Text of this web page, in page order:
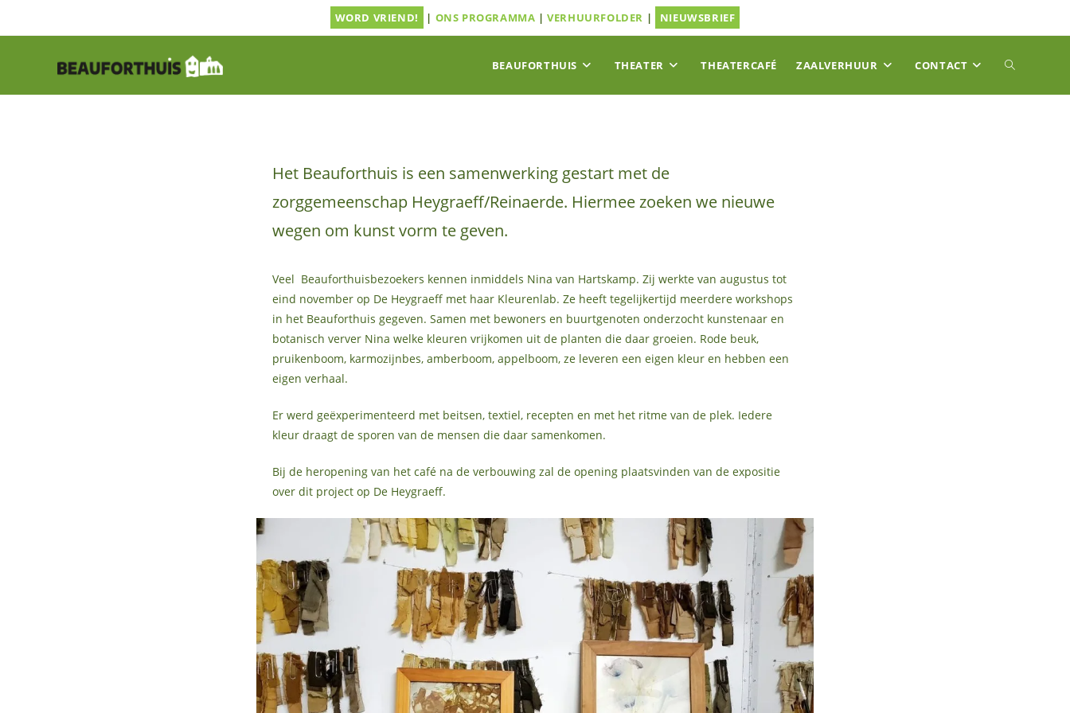
WORD VRIEND! | ONS PROGRAMMA |VERHUURFOLDER | NIEUWSBRIEF
BEAUFORTHUIS THEATER THEATERCAFÉ ZAALVERHUUR CONTACT TOGGLE
Het Beauforthuis is een samenwerking gestart met de
zorggemeenschap Heygraeff/Reinaerde. Hiermee zoeken we nieuwe
wegen om kunst vorm te geven.
Veel Beauforthuisbezoekers kennen inmiddels Nina van Hartskamp. Zij werkte van augustus tot
eind november op De Heygraeff met haar Kleurenlab. Ze heeft tegelijkertijd meerdere workshops
in het Beauforthuis gegeven. Samen met bewoners en buurtgenoten onderzocht kunstenaar en
botanisch verver Nina welke kleuren vrijkomen uit de planten die daar groeien. Rode beuk,
pruikenboom, karmozijnbes, amberboom, appelboom, ze leveren een eigen kleur en hebben een
eigen verhaal.
Er werd geëxperimenteerd met beitsen, textiel, recepten en met het ritme van de plek. Iedere
kleur draagt de sporen van de mensen die daar samenkomen.
Bij de heropening van het café na de verbouwing zal de opening plaatsvinden van de expositie
over dit project op De Heygraeff.